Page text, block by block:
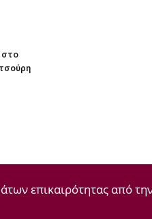
στο
επικαιρότητας από